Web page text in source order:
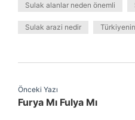
Sulak alanlar neden önemli
Sulak arazi nedir
Önceki Yazı
Furya Mı Fulya Mı